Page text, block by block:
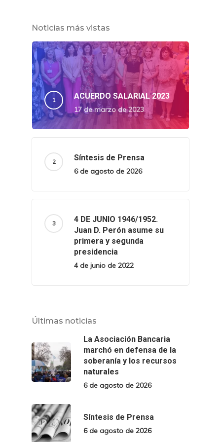
Noticias más vistas
ACUERDO SALARIAL 2023
17 de marzo de 2023
Síntesis de Prensa
6 de agosto de 2026
4 DE JUNIO 1946/1952.
Juan D. Perón asume su
primera y segunda
presidencia
4 de junio de 2022
Últimas noticias
La Asociación Bancaria
marchó en defensa de la
soberanía y los recursos
naturales
6 de agosto de 2026
Síntesis de Prensa
6 de agosto de 2026